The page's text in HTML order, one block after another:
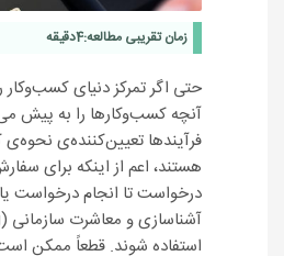
زمان تقریبی مطالعه:4دقیقه
حتی اگر تمرکز دنیای کسب‌وکار
آنچه کسب‌وکارها را به پیش
فرآیندها تعیین‌کننده‌ی
هستند، اعم از اینکه برای
درخواست تا انجام درخواست
استفاده شوند. قطعاً ممکن